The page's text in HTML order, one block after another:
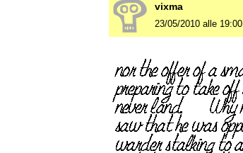
vixma
23/05/2010 alle 19:00